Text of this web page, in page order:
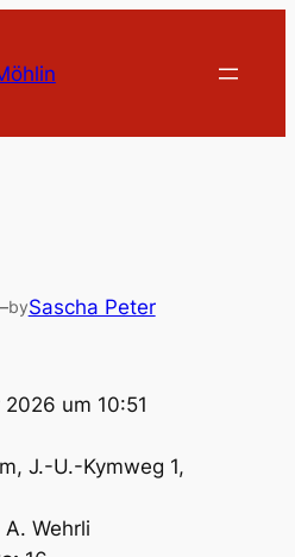
bySascha Peter
2026 um 10:51
J.-U.-Kymweg 1,
Wehrli